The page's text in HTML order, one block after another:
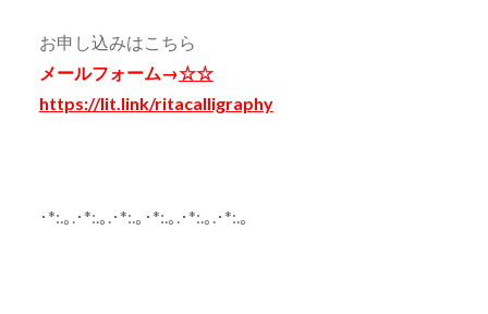
お申し込みはこちら
メールフォーム→☆☆
https://lit.link/ritacalligraphy
･*:.｡.･*:.｡.･*:.｡･*:.｡.･*:.｡.･*:.｡